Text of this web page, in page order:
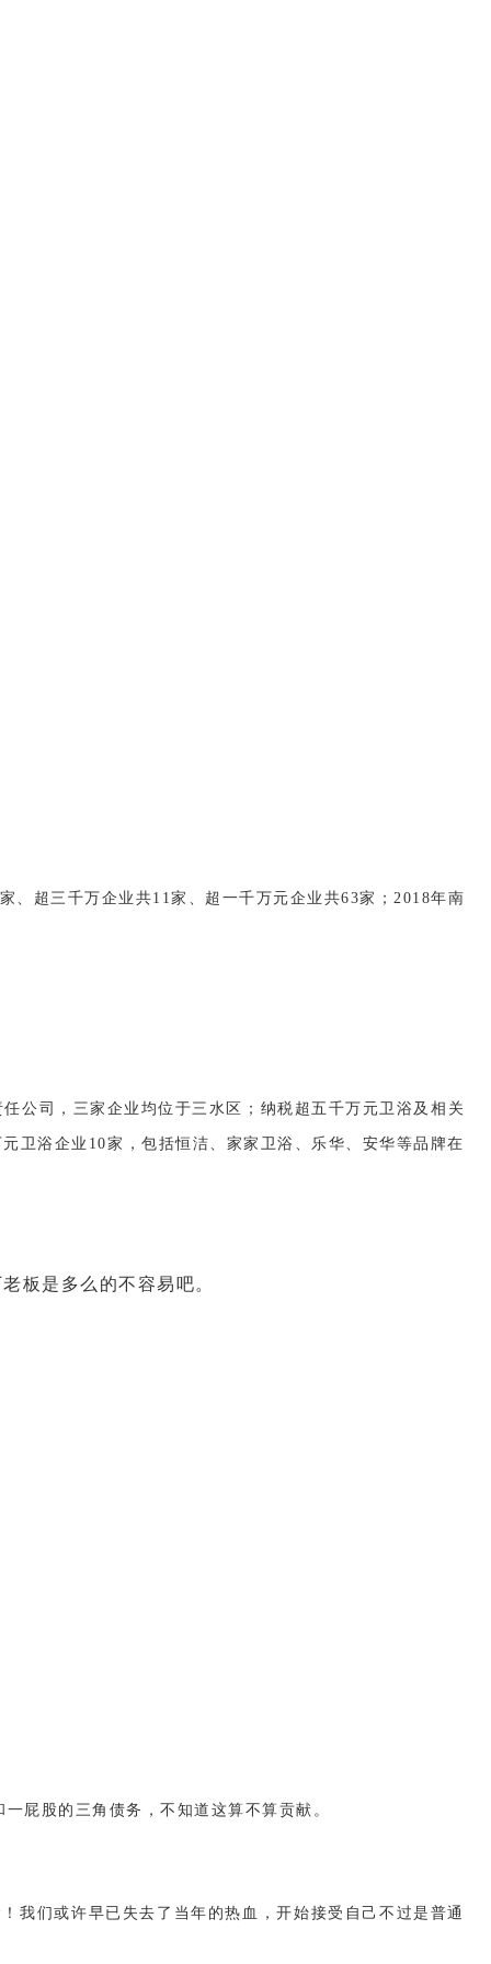
、超三千万企业共11家、超一千万元企业共63家；2018年南
公司，三家企业均位于三水区；纳税超五千万元卫浴及相关
卫浴企业10家，包括恒洁、家家卫浴、乐华、安华等品牌在
板是多么的不容易吧。
屁股的三角债务，不知道这算不算贡献。
我们或许早已失去了当年的热血，开始接受自己不过是普通